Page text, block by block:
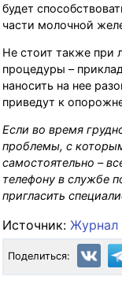
будет
части молочной
Не стоит также при
процедуры –
наносить на нее
приведут к
Если во время
проблемы, с
самостоятельно –
телефону в службе
пригласить
Источник:
Поделиться: